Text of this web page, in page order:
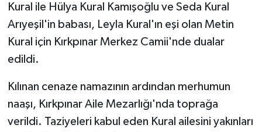
Kural ile Hülya Kural Kamışoğlu ve Seda Kural
Arıyeşil'in babası, Leyla Kural'ın eşi olan Metin
Kural için Kırkpınar Merkez Camii'nde dualar
edildi.
Kılınan cenaze namazının ardından merhumun
naaşı, Kırkpınar Aile Mezarlığı'nda toprağa
verildi. Taziyeleri kabul eden Kural ailesini yakınları